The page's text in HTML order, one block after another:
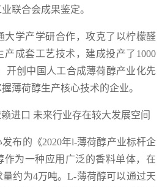
联合会成果鉴定。
大学产学研合作，攻克了以柠檬醛
成套工艺技术，建成投产了1000
开创中国人工合成薄荷醇产业化先
薄荷醇生产核心技术的企业。
进口 未来行业存在较大发展空间
布的《2020年l-薄荷醇产业标杆企
作为一种应用广泛的香料单体，在
约为4万吨。L-薄荷醇可以通过天